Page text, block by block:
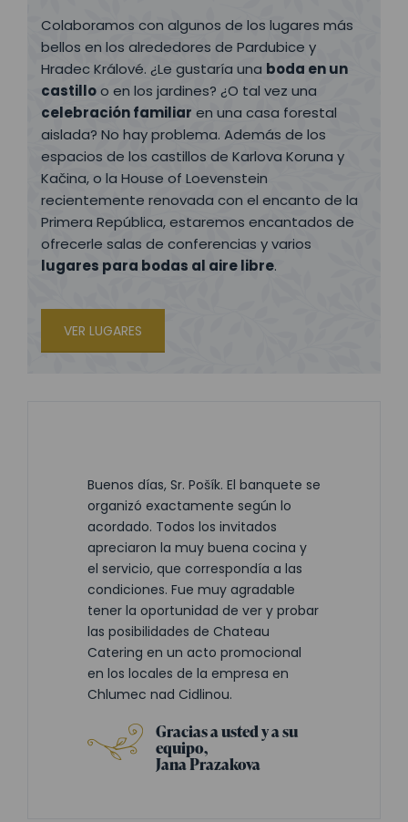
Colaboramos con algunos de los lugares más
bellos en los alrededores de Pardubice y
Hradec Králové. ¿Le gustaría una boda en un
castilloo en los jardines? ¿O tal vez una
celebración familiar en una casa forestal
aislada? No hay problema. Además de los
espacios de los castillos de Karlova Koruna y
Kačina, o la House of Loevenstein
recientemente renovada con el encanto de la
Primera República, estaremos encantados de
ofrecerle salas de conferencias y varios
lugares para bodas al aire libre.
VER LUGARES
Buenos días, Sr. Pošík. El banquete se
organizó exactamente según lo
acordado. Todos los invitados
apreciaron la muy buena cocina y
el servicio, que correspondía a las
condiciones. Fue muy agradable
tener la oportunidad de ver y probar
las posibilidades de Chateau
Catering en un acto promocional
en los locales de la empresa en
Chlumec nad Cidlinou.
Gracias a usted y a su
equipo,
Jana Prazakova